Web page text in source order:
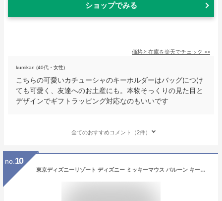
ショップでみる
価格と在庫を楽天でチェック >>
kumikan (40代・女性)
こちらの可愛いカチューシャのキーホルダーはバッグにつけ
ても可愛く、友達へのお土産にも。本物そっくりの見た目と
デザインでギフトラッピング対応なのもいいです
全てのおすすめコメント（2件）
no. 10
東京ディズニーリゾート ディズニー ミッキーマウス バルーン キーチェーン 5個セット ミッキー 無料ギフトラッピング TDR ディズニーランド ディズニーシー キーホルダー おみやげ お土産